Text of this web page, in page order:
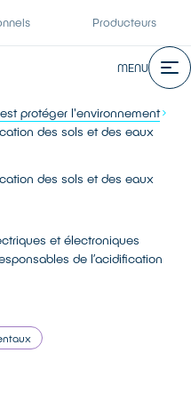
Producteurs
MENU
protéger l'environnement
des sols et des eaux
des sols et des eaux
et électroniques
de l’acidification